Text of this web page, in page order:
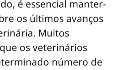
é essencial manter-
os últimos avanços
Muitos
os veterinários
número de